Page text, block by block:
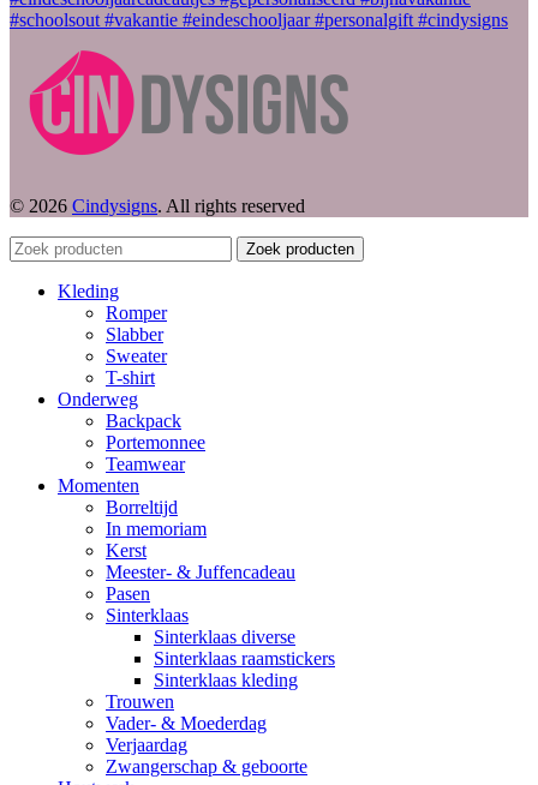
© 2026 Cindysigns. All rights reserved
Zoek producten
Kleding
Romper
Slabber
Sweater
T-shirt
Onderweg
Backpack
Portemonnee
Teamwear
Momenten
Borreltijd
In memoriam
Kerst
Meester- & Juffencadeau
Pasen
Sinterklaas
Sinterklaas diverse
Sinterklaas raamstickers
Sinterklaas kleding
Trouwen
Vader- & Moederdag
Verjaardag
Zwangerschap & geboorte